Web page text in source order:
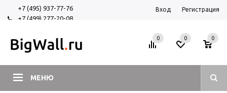
+7 (495) 937-77-76
+7 (499) 277-20-08
Вход Регистрация
МЕНЮ
0 0
0